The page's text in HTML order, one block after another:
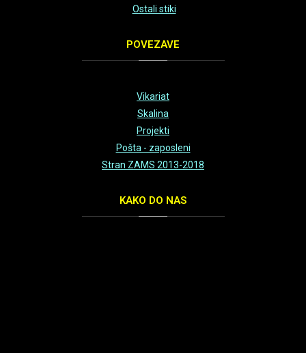
Ostali stiki
POVEZAVE
Vikariat
Skalina
Projekti
Pošta - zaposleni
Stran ZAMS 2013-2018
KAKO DO NAS